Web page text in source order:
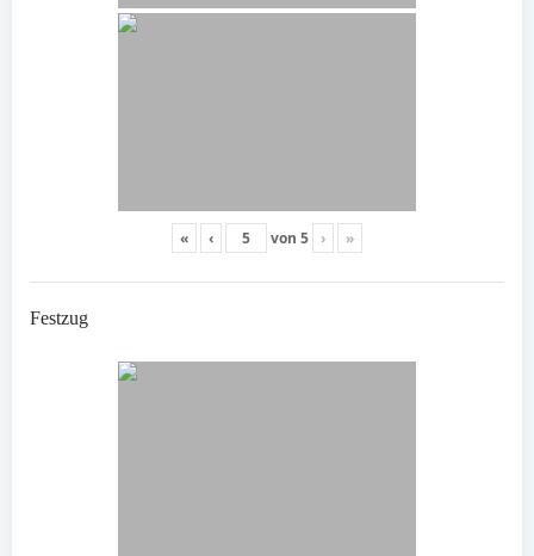
« ‹ von 5 › »
Festzug